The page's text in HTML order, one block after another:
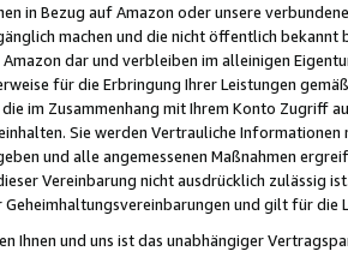
in Bezug auf Amazon oder unsere
machen und die nicht öffentlich
Amazon dar und verbleiben im alleinigen
für die Erbringung Ihrer Leistungen
die im Zusammenhang mit Ihrem Konto
Sie werden Vertrauliche
und alle angemessenen Maßnahmen
Vereinbarung nicht ausdrücklich zulässig
und gilt für die
Ihnen und uns ist das unabhängiger